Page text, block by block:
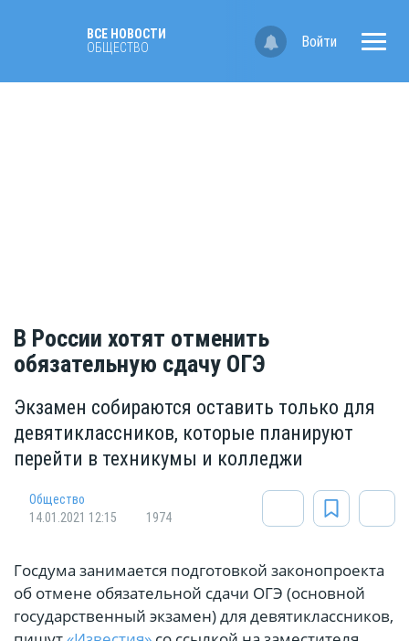
ВСЕ НОВОСТИ
ОБЩЕСТВО
Войти
В России хотят отменить
обязательную сдачу ОГЭ
Экзамен собираются оставить только для
девятиклассников, которые планируют
перейти в техникумы и колледжи
Общество
14.01.2021 12:15
1974
Госдума занимается подготовкой законопроекта
об отмене обязательной сдачи ОГЭ (основной
государственный экзамен) для девятиклассников,